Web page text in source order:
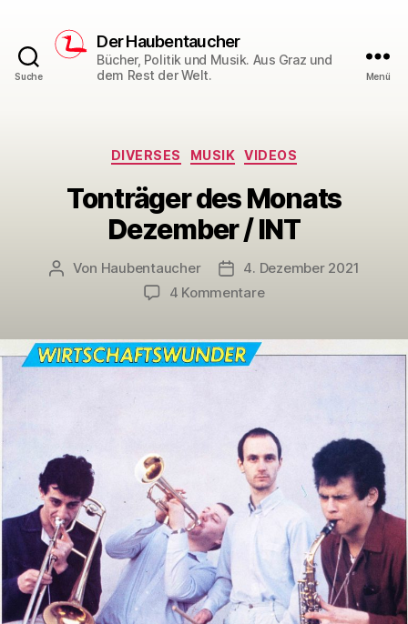
Suche
Der Haubentaucher
Bücher, Politik und Musik. Aus Graz und
dem Rest der Welt.
Menü
Kategorien
DIVERSES MUSIK VIDEOS
Tonträger des Monats
Dezember / INT
Beitragsautor
Von Haubentaucher Veröffentlichungsdatum
4. Dezember 2021
4 Kommentarezu
Monats